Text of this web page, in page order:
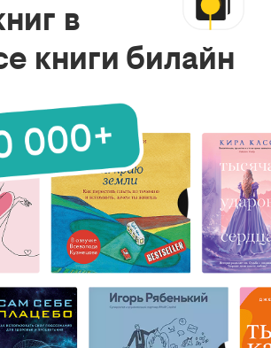
в
книги билайн